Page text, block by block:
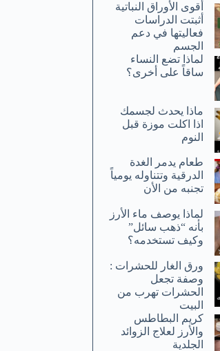
أقوى الأوراق النباتية
أثبتت الدراسات
فعاليتها في دعم
الجسم
لماذا تضع النساء
ساقاً على أخرى؟
ماذا يحدث لجسمك
اذا اكلت موزة قبل
النوم
طعام يدمر الغدة
الدرقية وتتناوله يومياً
تجنبه من الأن
لماذا يوصف ماء الأرز
بأنه “ذهب سائل”
وكيف تستخدمه؟
ورق الغار للحشرات :
وصفة تجعل
الحشرات تهرب من
البيت
كريم البطاطس
والأرز لعلاج الزوائد
الجلدية